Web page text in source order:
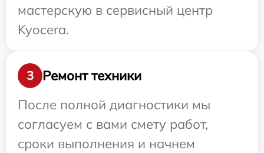
мастерскую в сервисный центр
Kyocera.
3
Ремонт техники
После полной диагностики мы
согласуем с вами смету работ,
сроки выполнения и начнем